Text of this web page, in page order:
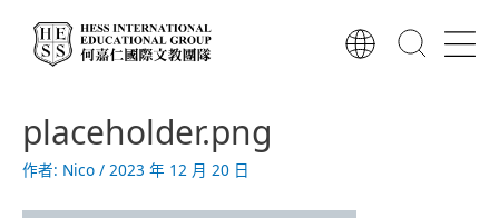
placeholder.png
作者: Nico / 2023 年 12 月 20 日
章
導
覽